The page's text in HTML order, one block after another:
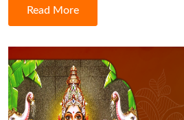
Read More